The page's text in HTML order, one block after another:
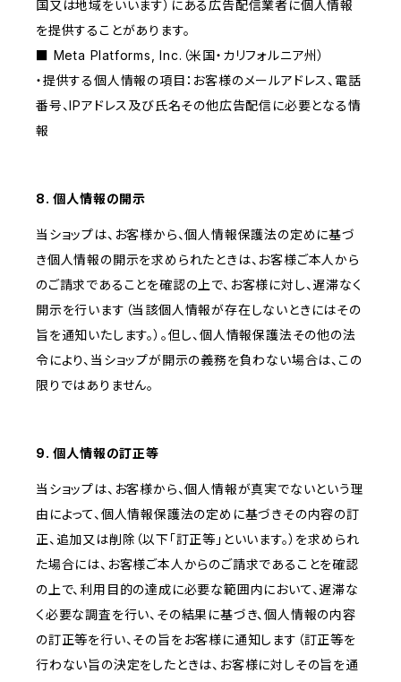
国又は地域をいいます）にある広告配信業者に個人情報
を提供することがあります。
■ Meta Platforms, Inc.（米国・カリフォルニア州）
・提供する個人情報の項目：お客様のメールアドレス、電話
番号、IPアドレス及び氏名その他広告配信に必要となる情
報
8. 個人情報の開示
当ショップは、お客様から、個人情報保護法の定めに基づ
き個人情報の開示を求められたときは、お客様ご本人から
のご請求であることを確認の上で、お客様に対し、遅滞なく
開示を行います（当該個人情報が存在しないときにはその
旨を通知いたします。）。但し、個人情報保護法その他の法
令により、当ショップが開示の義務を負わない場合は、この
限りではありません。
9. 個人情報の訂正等
当ショップは、お客様から、個人情報が真実でないという理
由によって、個人情報保護法の定めに基づきその内容の訂
正、追加又は削除（以下「訂正等」といいます。）を求められ
た場合には、お客様ご本人からのご請求であることを確認
の上で、利用目的の達成に必要な範囲内において、遅滞な
く必要な調査を行い、その結果に基づき、個人情報の内容
の訂正等を行い、その旨をお客様に通知します（訂正等を
行わない旨の決定をしたときは、お客様に対しその旨を通